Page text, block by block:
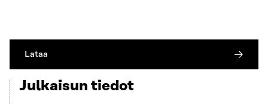
Lataa
Julkaisun tiedot